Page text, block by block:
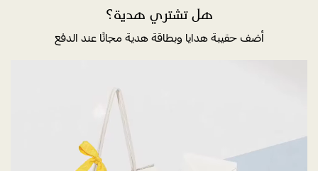
هل تشتري هدية؟
أضف حقيبة هدايا وبطاقة هدية مجانًا عند الدفع